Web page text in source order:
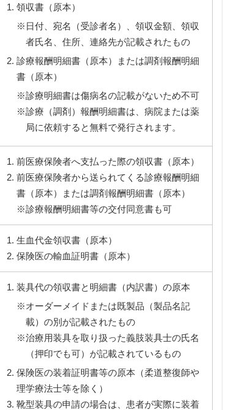
領収書（原本）
※日付、宛名（受診者名）、領収金額、領収
者氏名、住所、連絡先が記載されたもの
診療報酬明細書（原本）または調剤報酬明細
書（原本）
※診療明細書は傷病名の記載がないため不可
※診療（調剤）報酬明細書は、病院または薬
局に依頼すると無料で発行されます。
前医療保険者へ支払った際の領収書（原本）
前医療保険者から送られてくる診療報酬明細
書（原本）または調剤報酬明細書（原本）
※診療報酬明細書等の交付同意書も可
生血代金領収書（原本）
保険医の輸血証明書（原本）
装具代の領収書と明細書（内訳書）の原本
※オーダーメイドまたは既製品（製品名記
載）の別が記載されたもの
※治療用装具を取り扱った義肢装具士の氏名
（押印でも可）が記載されているもの
保険医の装着証明書等の原本（柔道整復師や
理学療法士等を除く）
靴型装具の申請の場合は、患者が実際に装着